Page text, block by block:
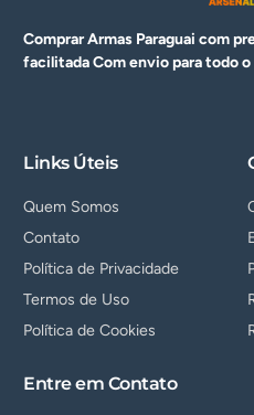
Comprar Armas Paraguai com
facilitada Com envio para todo
Links Úteis
Quem Somos
Contato
Política de Privacidade
Termos de Uso
Política de Cookies
Entre em Contato